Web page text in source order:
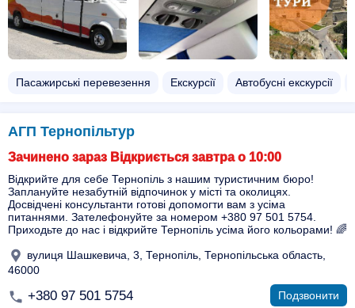
Пасажирські перевезення Екскурсії Автобусні екскурсії
АГП Тернопільтур
Зачинено зараз Відкриється завтра о 10:00
Відкрийте для себе Тернопіль з нашим туристичним бюро!
Заплануйте незабутній відпочинок у місті та околицях.
Досвідчені консультанти готові допомогти вам з усіма
питаннями. Зателефонуйте за номером +380 97 501 5754.
Приходьте до нас і відкрийте Тернопіль усіма його кольорами! 🌈
вулиця Шашкевича, 3, Тернопіль, Тернопільська область,
46000
+380 97 501 5754 Подзвонити